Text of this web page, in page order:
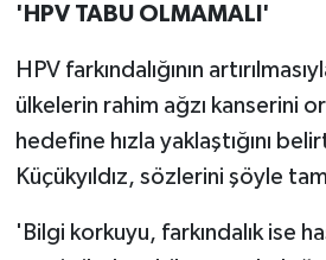
'HPV TABU OLMAMALI'
HPV farkındalığının
ülkelerin rahim ağzı kanserini
hedefine hızla yaklaştığını
Küçükyıldız, sözlerini şöyle
'Bilgi korkuyu, farkındalık ise